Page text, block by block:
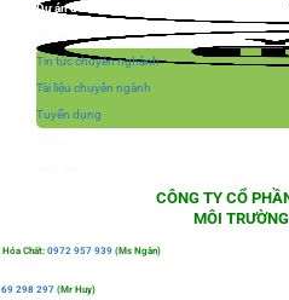
Dự án đã thực hiện
Tin tức chuyên nghành
Tài liệu chuyên ngành
Tuyển dụng
CÔNG TY CỔ
MÔI
Chất: 0972 957 939 (Ms Ngân)
298 297 (Mr Huy)